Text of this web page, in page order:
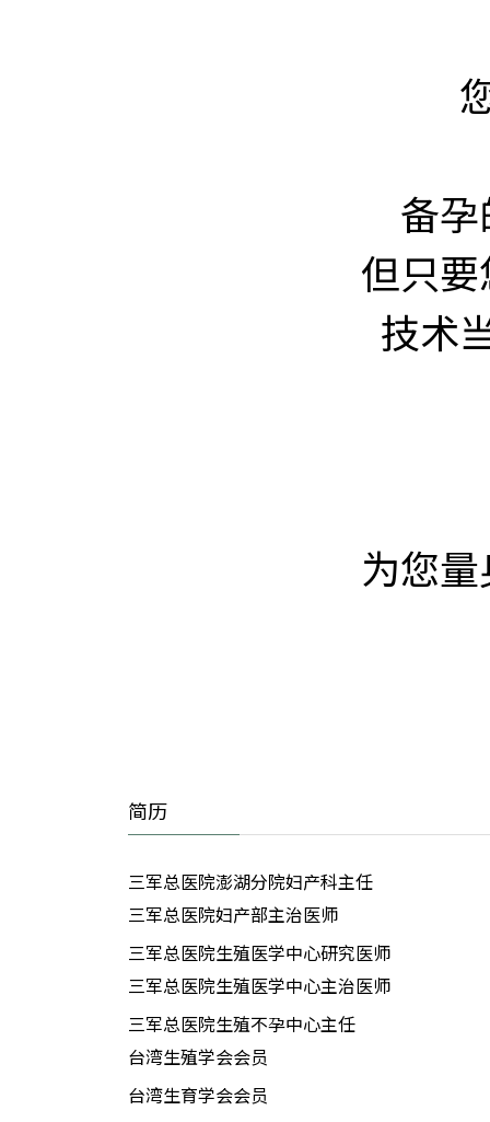
备
但只
技术
为您
简历
三军总医院澎湖分院妇产科主任
三军总医院妇产部主治医师
三军总医院生殖医学中心研究医师
三军总医院生殖医学中心主治医师
三军总医院生殖不孕中心主任
台湾生殖学会会员
台湾生育学会会员